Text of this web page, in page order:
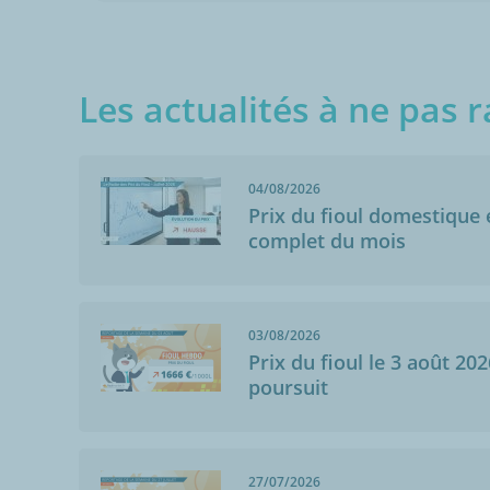
Les actualités à ne pas
04/08/2026
Prix du fioul domestique
complet du mois
03/08/2026
Prix du fioul le 3 août
poursuit
27/07/2026
20/04/2022